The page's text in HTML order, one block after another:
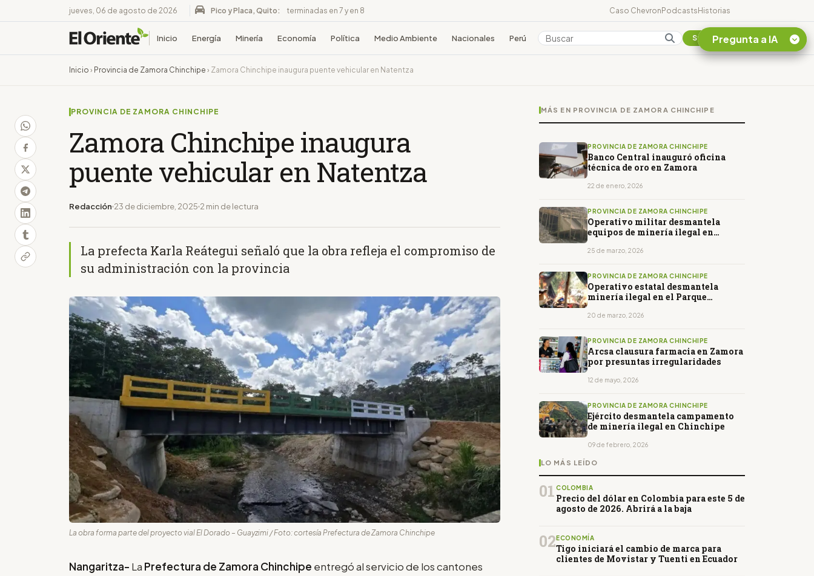
jueves, 06 de agosto de 2026 Pico y Placa, Quito: terminadas en 7 y en 8 Caso ChevronPodcastsHistorias
Inicio Energía Minería Economía Política Medio Ambiente Nacionales Perú Colombia Suscribirse
Inicio › Provincia de Zamora Chinchipe › Zamora Chinchipe inaugura puente vehicular en Natentza
PROVINCIA DE ZAMORA CHINCHIPE
Zamora Chinchipe inaugura
puente vehicular en Natentza
Redacción 23 de diciembre, 2025 2 min de lectura
La prefecta Karla Reátegui señaló que la obra refleja el compromiso de
su administración con la provincia
La obra forma parte del proyecto vial El Dorado – Guayzimi / Foto: cortesía Prefectura de Zamora Chinchipe
Nangaritza- La Prefectura de Zamora Chinchipe entregó al servicio de los cantones
MÁS EN PROVINCIA DE ZAMORA CHINCHIPE
PROVINCIA DE ZAMORA CHINCHIPE
Banco Central inauguró oficina
técnica de oro en Zamora
22 de enero, 2026
PROVINCIA DE ZAMORA CHINCHIPE
Operativo militar desmantela
equipos de minería ilegal en
25 de marzo, 2026
PROVINCIA DE ZAMORA CHINCHIPE
Operativo estatal desmantela
minería ilegal en el Parque
20 de marzo, 2026
PROVINCIA DE ZAMORA CHINCHIPE
Arcsa clausura farmacia en Zamora
por presuntas irregularidades
12 de mayo, 2026
PROVINCIA DE ZAMORA CHINCHIPE
Ejército desmantela campamento
de minería ilegal en Chinchipe
09 de febrero, 2026
LO MÁS LEÍDO
01 COLOMBIA
Precio del dólar en Colombia para este 5 de
agosto de 2026. Abrirá a la baja
02 ECONOMÍA
Tigo iniciará el cambio de marca para
clientes de Movistar y Tuenti en Ecuador
Pregunta a IA